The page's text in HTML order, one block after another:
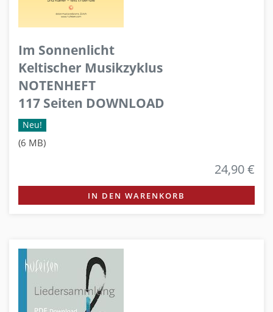
Im Sonnenlicht
Keltischer Musikzyklus
NOTENHEFT
117 Seiten DOWNLOAD
Neu!
(6 MB)
24,90 €
IN DEN WARENKORB